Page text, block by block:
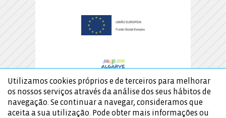
Utilizamos cookies próprios e de terceiros para melhorar
os nossos serviços através da análise dos seus hábitos de
navegação. Se continuar a navegar, consideramos que
aceita a sua utilização. Pode obter mais informações ou